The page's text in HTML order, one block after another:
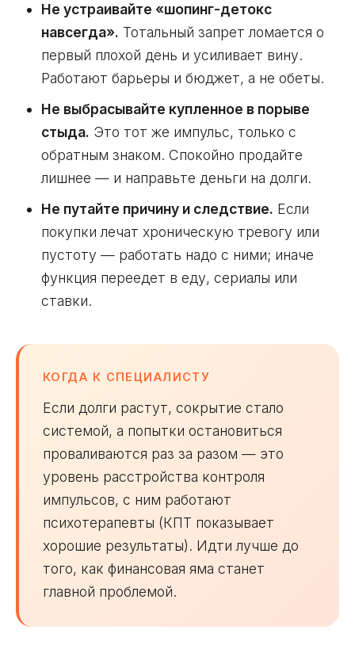
Не устраивайте «шопинг-детокс
навсегда». Тотальный запрет ломается о
первый плохой день и усиливает вину.
Работают барьеры и бюджет, а не обеты.
Не выбрасывайте купленное в порыве
стыда. Это тот же импульс, только с
обратным знаком. Спокойно продайте
лишнее — и направьте деньги на долги.
Не путайте причину и следствие. Если
покупки лечат хроническую тревогу или
пустоту — работать надо с ними; иначе
функция переедет в еду, сериалы или
ставки.
КОГДА К СПЕЦИАЛИСТУ
Если долги растут, сокрытие стало
системой, а попытки остановиться
проваливаются раз за разом — это
уровень расстройства контроля
импульсов, с ним работают
психотерапевты (КПТ показывает
хорошие результаты). Идти лучше до
того, как финансовая яма станет
главной проблемой.